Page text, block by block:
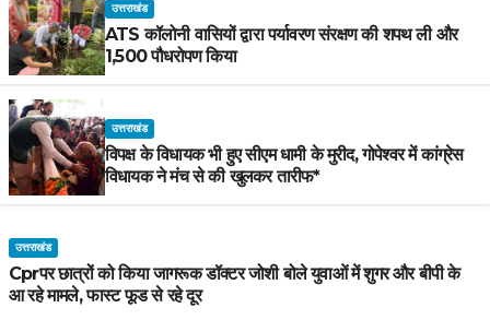
उत्तराखंड
ATS कॉलोनी वासियों द्वारा पर्यावरण संरक्षण की शपथ ली और
1,500 पौधरोपण किया
उत्तराखंड
विपक्ष के विधायक भी हुए सीएम धामी के मुरीद, गोपेश्वर में कांग्रेस
विधायक ने मंच से की खुलकर तारीफ*
उत्तराखंड
Cprपर छात्रों को किया जागरूक डॉक्टर जोशी बोले युवाओं में शुगर और बीपी के
आ रहे मामले, फास्ट फूड से रहे दूर